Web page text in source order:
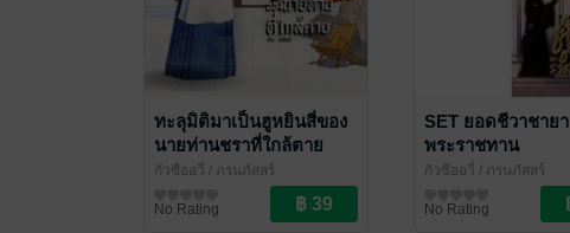
ทะลุมิติมาเป็นฮูหยินสี่ของ
นายท่านชราที่ใกล้ตาย
กัวซืออวี่ / ภรนภัสสร์
No Rating
SET ยอดชีวาชายา
พระราชทาน
กัวซืออวี่ / ภรนภัสสร์
No Rating